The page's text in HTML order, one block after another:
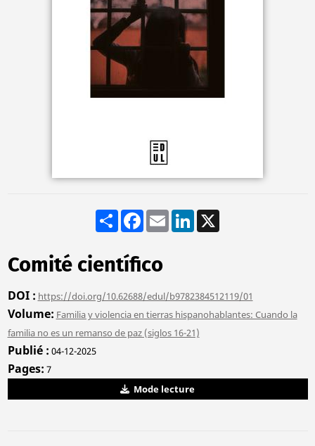
Share Facebook
Email LinkedIn
Comité científico
DOI https://doi.org/10.62688/edul/b9782384512119/01
Volume Familia y violencia en tierras hispanohablantes: Cuando la
familia no es un remanso de paz (siglos 16-21)
Publié 04-12-2025
Pages 7
Mode lecture